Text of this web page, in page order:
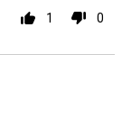
1 0